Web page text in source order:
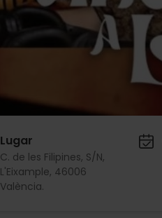
Lugar
C. de les Filipines, S/N,
L'Eixample, 46006
València.